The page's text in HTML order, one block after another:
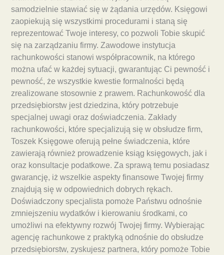
samodzielnie stawiać się w żądania urzędów. Księgowi
zaopiekują się wszystkimi procedurami i staną się
reprezentować Twoje interesy, co pozwoli Tobie skupić
się na zarządzaniu firmy. Zawodowe instytucja
rachunkowości stanowi współpracownik, na którego
można ufać w każdej sytuacji, gwarantując Ci pewność i
pewność, że wszystkie kwestie formalności będą
zrealizowane stosownie z prawem. Rachunkowość dla
przedsiębiorstw jest dziedzina, który potrzebuje
specjalnej uwagi oraz doświadczenia. Zakłady
rachunkowości, które specjalizują się w obsłudze firm,
Toszek Księgowe oferują pełne świadczenia, które
zawierają również prowadzenie ksiąg księgowych, jak i
oraz konsultacje podatkowe. Za sprawą temu posiadasz
gwarancję, iż wszelkie aspekty finansowe Twojej firmy
znajdują się w odpowiednich dobrych rękach.
Doświadczony specjalista pomoże Państwu odnośnie
zmniejszeniu wydatków i kierowaniu środkami, co
umożliwi na efektywny rozwój Twojej firmy. Wybierając
agencję rachunkowe z praktyką odnośnie do obsłudze
przedsiębiorstw, zyskujesz partnera, który pomoże Tobie